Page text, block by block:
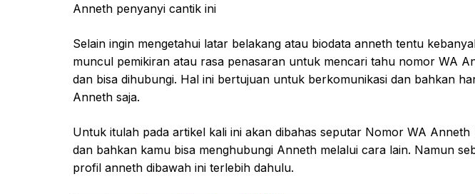
Anneth penyanyi cantik ini
Selain ingin mengetahui latar belakang atau biodata anneth tentu
muncul pemikiran atau rasa penasaran untuk mencari tahu nomor WA
dan bisa dihubungi. Hal ini bertujuan untuk berkomunikasi dan bahkan
Anneth saja.
Untuk itulah pada artikel kali ini akan dibahas seputar Nomor WA
dan bahkan kamu bisa menghubungi Anneth melalui cara lain. Namun
profil anneth dibawah ini terlebih dahulu.